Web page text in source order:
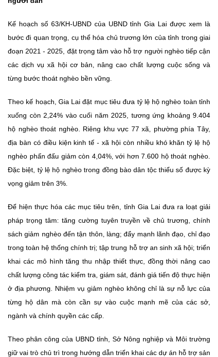
Chọn ngôn ngữ
Vietnamese English
BỘ KHOA HỌC VÀ CÔNG NGHỆ
MINISTRY OF SCIENCE AND TECHNOLOGY
Điều khoản sử dụng Theo dõi MST: Góp ý
Cơ quan chủ quản: Bộ Khoa học và Công nghệ (MST)
Chịu trách nhiệm nội dung: Nguyễn Thị Hải Hằng
Giám đốc Trung tâm Truyền thông Khoa học và Công nghệ.
Liên hệ
Điện thoại: 024 3936 9506
©2026 Bản quyền thuộc Bộ Khoa Học và Công Nghệ
(Ghi rõ nguồn "https://mst.gov.vn" khi phát hành lại thông tin từ
website này)
Kế hoạch số 63/KH-UBND của UBND tỉnh Gia Lai được xem là
bước đi quan trọng, cụ thể hóa chủ trương lớn của tỉnh trong giai
đoạn 2021 - 2025, đặt trọng tâm vào hỗ trợ người nghèo tiếp cận
các dịch vụ xã hội cơ bản, nâng cao chất lượng cuộc sống và
từng bước thoát nghèo bền vững.
Theo kế hoạch, Gia Lai đặt mục tiêu đưa tỷ lệ hộ nghèo toàn tỉnh
xuống còn 2,24% vào cuối năm 2025, tương ứng khoảng 9.404
hộ nghèo thoát nghèo. Riêng khu vực 77 xã, phường phía Tây,
địa bàn có điều kiện kinh tế - xã hội còn nhiều khó khăn tỷ lệ hộ
nghèo phấn đấu giảm còn 4,04%, với hơn 7.600 hộ thoát nghèo.
Đặc biệt, tỷ lệ hộ nghèo trong đồng bào dân tộc thiểu số được kỳ
vọng giảm trên 3%.
Để hiện thực hóa các mục tiêu trên, tỉnh Gia Lai đưa ra loạt giải
pháp trọng tâm: tăng cường tuyên truyền về chủ trương, chính
sách giảm nghèo đến tận thôn, làng; đẩy mạnh lãnh đạo, chỉ đạo
trong toàn hệ thống chính trị; tập trung hỗ trợ an sinh xã hội; triển
khai các mô hình tăng thu nhập thiết thực, đồng thời nâng cao
chất lượng công tác kiểm tra, giám sát, đánh giá tiến độ thực hiện
ở địa phương. Nhiệm vụ giảm nghèo không chỉ là sự nỗ lực của
từng hộ dân mà còn cần sự vào cuộc mạnh mẽ của các sở,
ngành và chính quyền các cấp.
Theo phân công của UBND tỉnh, Sở Nông nghiệp và Môi trường
giữ vai trò chủ trì trong hướng dẫn triển khai các dự án hỗ trợ sản